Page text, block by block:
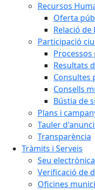
Recursos
Oferta
Relació
Participació
Resultats
Consultes
Consells
Bústia de
Plans i
Tauler
Transparència
Tràmits i Serveis
Seu electrònica
Verificació de
Oficines